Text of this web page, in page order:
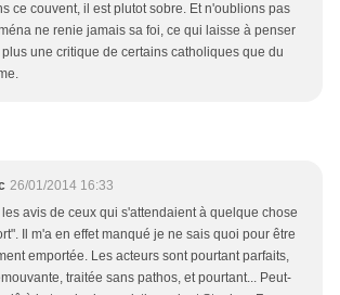
ce couvent, il est plutot sobre. Et n'oublions pas
ne renie jamais sa foi, ce qui laisse à penser
une critique de certains catholiques que du
26/01/2014 16:33
avis de ceux qui s'attendaient à quelque chose
Il m'a en effet manqué je ne sais quoi pour être
emportée. Les acteurs sont pourtant parfaits,
traitée sans pathos, et pourtant... Peut-